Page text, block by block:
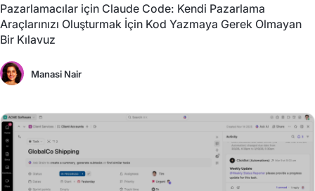
Pazarlamacılar için Claude Code: Kendi Pazarlama
Araçlarınızı Oluşturmak İçin Kod Yazmaya Gerek Olmayan
Bir Kılavuz
Manasi Nair